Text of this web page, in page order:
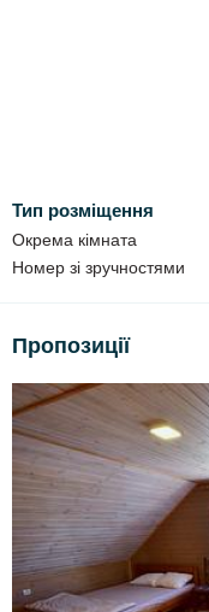
дитяча гірка;
батут.
Тип розміщення
Окрема кімната
Номер зі зручностями
Пропозиції